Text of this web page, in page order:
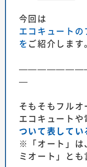
今回は
エコキュート
を ご紹介します
—
そもそもフル
エコキュート
ついて表してい
※「オート」は
ミオート」とも